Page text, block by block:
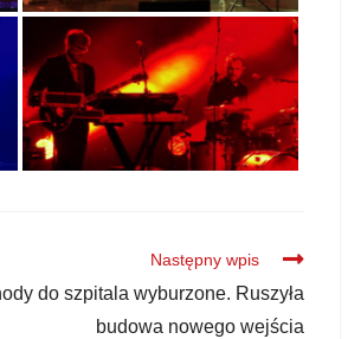
Następny wpis
do szpitala wyburzone. Ruszyła
budowa nowego wejścia